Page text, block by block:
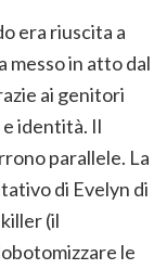
era riuscita a
messo in atto dal
ai genitori
e identità. Il
parallele. La
di Evelyn di
(il
le